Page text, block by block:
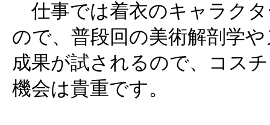
仕事では着衣のキャラク
ので、普段回の美術解剖学
成果が試されるので、コス
機会は貴重です。